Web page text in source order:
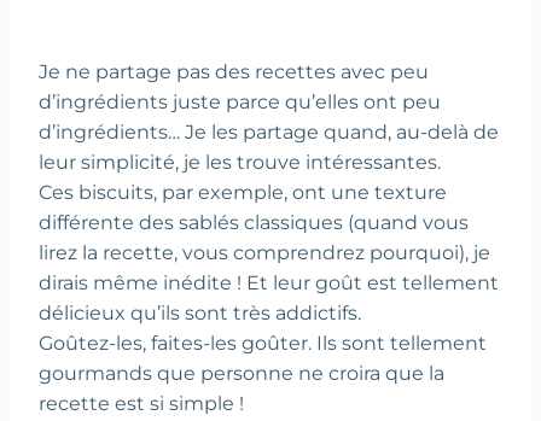
Je ne partage pas des recettes avec peu
d’ingrédients juste parce qu’elles ont peu
d’ingrédients… Je les partage quand, au-delà de
leur simplicité, je les trouve intéressantes.
Ces biscuits, par exemple, ont une texture
différente des sablés classiques (quand vous
lirez la recette, vous comprendrez pourquoi), je
dirais même inédite ! Et leur goût est tellement
délicieux qu’ils sont très addictifs.
Goûtez-les, faites-les goûter. Ils sont tellement
gourmands que personne ne croira que la
recette est si simple !